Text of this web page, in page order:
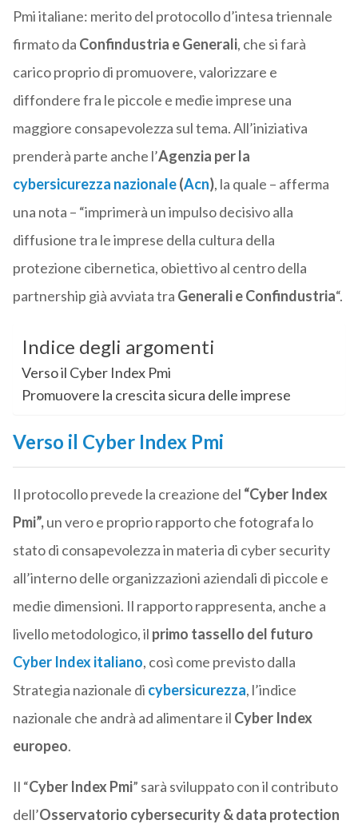
Pmi italiane: merito del protocollo d’intesa triennale
firmato da Confindustria e Generali, che si farà
carico proprio di promuovere, valorizzare e
diffondere fra le piccole e medie imprese una
maggiore consapevolezza sul tema. All’iniziativa
prenderà parte anche l’Agenzia per la
cybersicurezza nazionale(Acn), la quale – afferma
una nota – “imprimerà un impulso decisivo alla
diffusione tra le imprese della cultura della
protezione cibernetica, obiettivo al centro della
partnership già avviata tra Generali e Confindustria“.
Indice degli argomenti
Verso il Cyber Index Pmi
Promuovere la crescita sicura delle imprese
Verso il Cyber Index Pmi
Il protocollo prevede la creazione del “Cyber Index
Pmi”,un vero e proprio rapporto che fotografa lo
stato di consapevolezza in materia di cyber security
all’interno delle organizzazioni aziendali di piccole e
medie dimensioni. Il rapporto rappresenta, anche a
livello metodologico, il primo tassello del futuro
Cyber Index italiano, così come previsto dalla
Strategia nazionale di cybersicurezza, l’indice
nazionale che andrà ad alimentare il Cyber Index
europeo.
Il “Cyber Index Pmi” sarà sviluppato con il contributo
dell’Osservatorio cybersecurity & data protection